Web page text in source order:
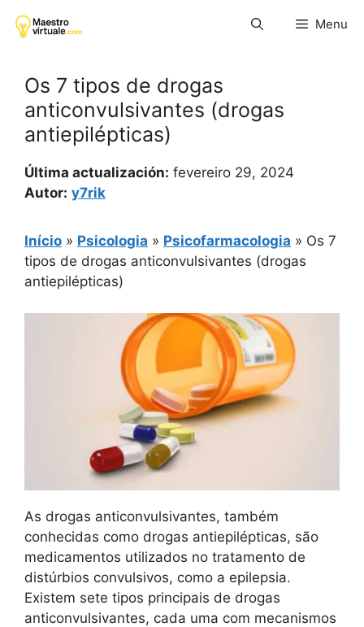
para
Menu
Os 7 tipos de drogas
anticonvulsivantes (drogas
antiepilépticas)
Última actualización: fevereiro 29, 2024
Autor: y7rik
Início » Psicologia » Psicofarmacologia » Os 7
tipos de drogas anticonvulsivantes (drogas
antiepilépticas)
As drogas anticonvulsivantes, também
conhecidas como drogas antiepilépticas, são
medicamentos utilizados no tratamento de
distúrbios convulsivos, como a epilepsia.
Existem sete tipos principais de drogas
anticonvulsivantes, cada uma com mecanismos